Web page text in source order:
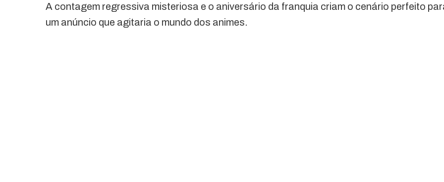
A contagem regressiva misteriosa e o aniversário da franquia criam o cenário perfeito
um anúncio que agitaria o mundo dos animes.